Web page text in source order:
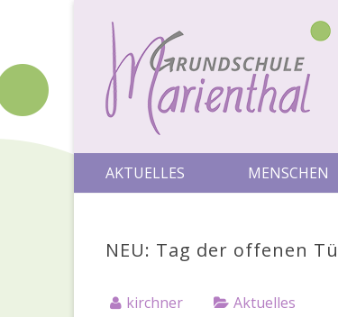
AKTUELLES MENSCHEN
NEU: Tag der offenen
kirchner Aktuelles